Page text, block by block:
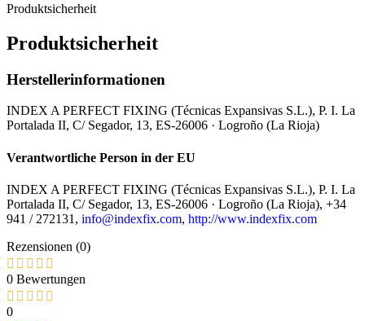
Produktsicherheit
Produktsicherheit
Herstellerinformationen
INDEX A PERFECT FIXING (Técnicas Expansivas S.L.), P. I. La
Portalada II, C/ Segador, 13, ES-26006 · Logroño (La Rioja)
Verantwortliche Person in der EU
INDEX A PERFECT FIXING (Técnicas Expansivas S.L.), P. I. La
Portalada II, C/ Segador, 13, ES-26006 · Logroño (La Rioja), +34
941 / 272131, info@indexfix.com, http://www.indexfix.com
Rezensionen (0)
0 Bewertungen
0